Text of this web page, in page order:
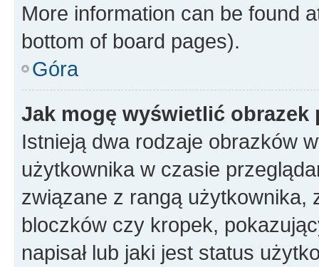
More information can be found
bottom of board pages).
Góra
Jak mogę wyświetlić
Istnieją dwa rodzaje obrazków
użytkownika w czasie
związane z rangą użytkownika,
bloczków czy kropek,
napisał lub jaki jest status